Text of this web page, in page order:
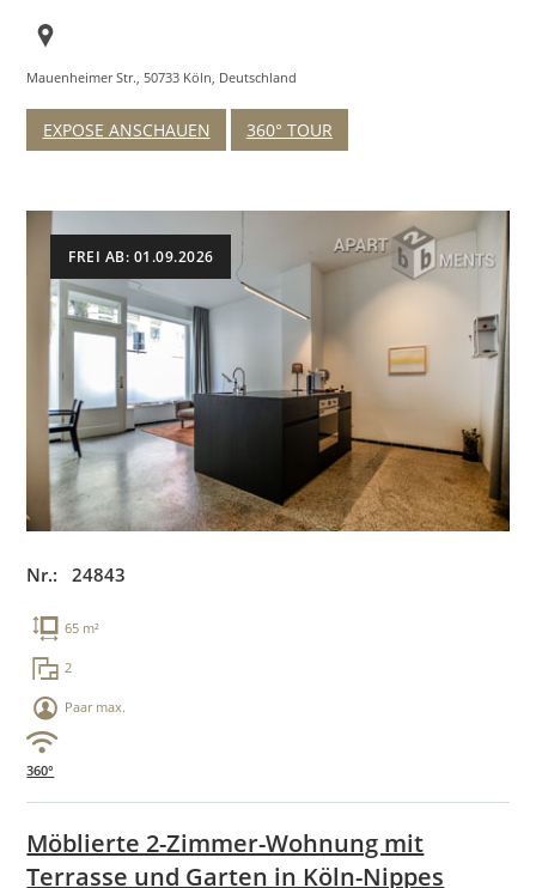
Mauenheimer Str., 50733 Köln, Deutschland
EXPOSE ANSCHAUEN 360° TOUR
FREI AB: 01.09.2026
Nr.: 24843
65 m²
2
Paar max.
360°
Möblierte 2-Zimmer-Wohnung mit
Terrasse und Garten in Köln-Nippes